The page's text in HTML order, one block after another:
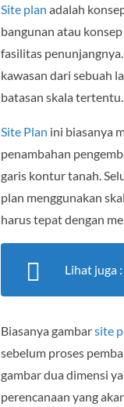
Site plan adalah
bangunan atau
fasilitas
kawasan dari sebuah
batasan skala tertentu.
Site Plan ini biasanya
penambahan
garis kontur tanah.
plan menggunakan
harus tepat dengan
Lihat juga :
Biasanya gambarsite
sebelum proses
gambar dua dimensi
perencanaan yang